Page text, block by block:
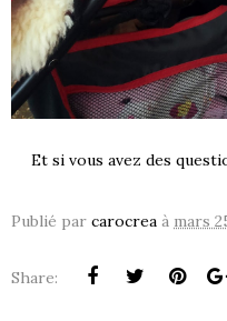
Et si vous avez des
Publié par carocrea à mars
Share: